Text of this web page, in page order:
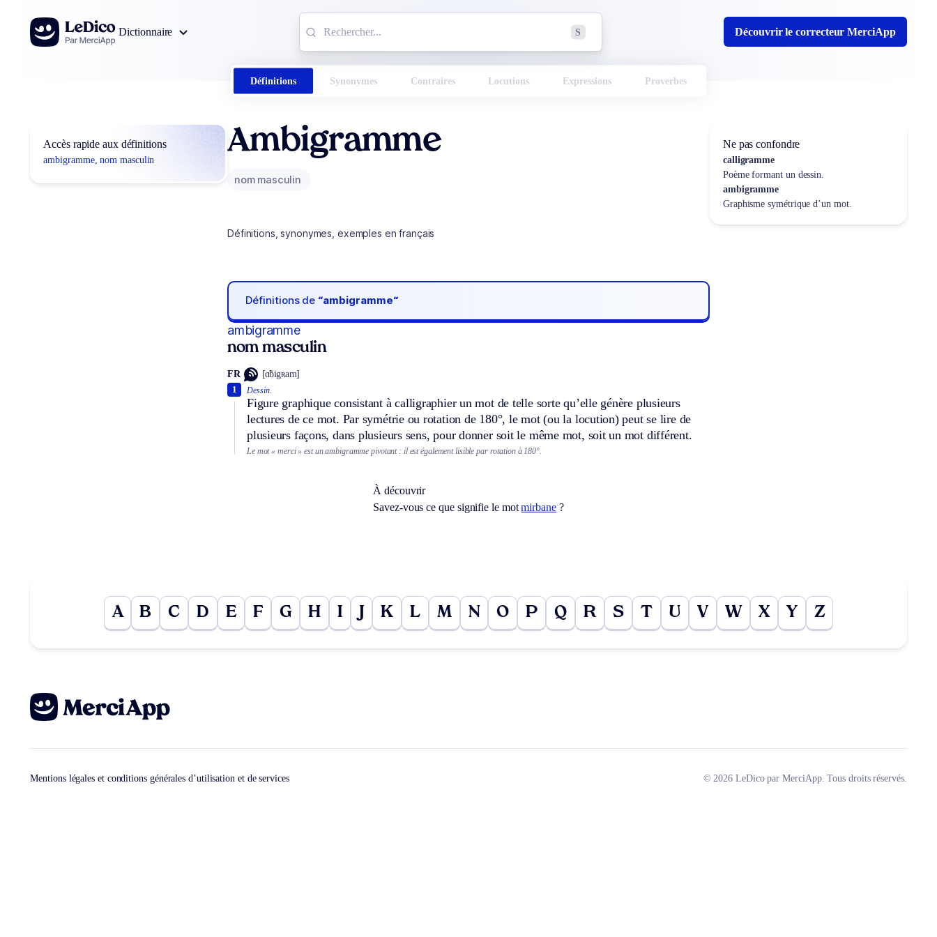
Aller au contenu
Dictionnaire
S Découvrir le correcteur MerciApp
Définitions Synonymes Contraires Locutions Expressions Proverbes
Accès rapide aux définitions
ambigramme, nom masculin
Ambigramme
nom masculin
Définitions, synonymes, exemples en français
Définitions de “ambigramme“
ambigramme
nom masculin
FR [ɑ̃bigʀam]
Dessin.
Figure graphique consistant à calligraphier un mot de telle sorte qu’elle génère plusieurs
lectures de ce mot. Par symétrie ou rotation de 180°, le mot (ou la locution) peut se lire de
plusieurs façons, dans plusieurs sens, pour donner soit le même mot, soit un mot différent.
1
Le mot « merci » est un ambigramme pivotant : il est également lisible par rotation à 180°.
À découvrir
Savez-vous ce que signifie le motmirbane?
Ne pas confondre
calligramme
Poème formant un dessin.
ambigramme
Graphisme symétrique d’un mot.
A B C D E F G H I J K L M N O P Q R S T U V W X Y Z
Mentions légales et conditions générales d’utilisation et de services © 2026 LeDico par MerciApp. Tous droits réservés.